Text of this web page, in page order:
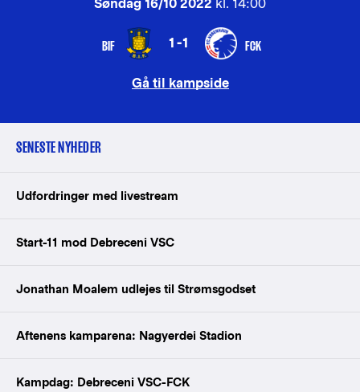
Søndag 16/10 2022 kl. 14:00
BIF 1-1 FCK
Gå til kampside
SENESTE NYHEDER
Udfordringer med livestream
Start-11 mod Debreceni VSC
Jonathan Moalem udlejes til Strømsgodset
Aftenens kamparena: Nagyerdei Stadion
Kampdag: Debreceni VSC-FCK